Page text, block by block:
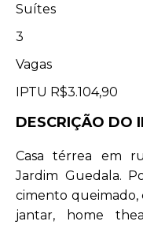
Suítes
3
Vagas
IPTU R$3.104,90
DESCRIÇÃO DO
Casa térrea em
Jardim Guedala.
cimento queimado,
jantar, home